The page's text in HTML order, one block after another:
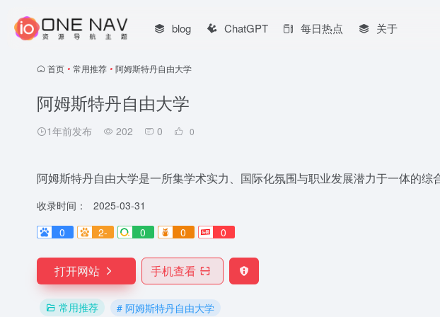
blog ChatGPT 每日热点 关于
首页 • 常用推荐 • 阿姆斯特丹自由大学
阿姆斯特丹自由大学
1年前发布 202 0 0
阿姆斯特丹自由大学是一所集学术实力、国际化氛围与职业发展潜力于一体的综
收录时间：
2025-03-31
0
2- 0 0 0
打开网站 手机查看
常用推荐 # 阿姆斯特丹自由大学